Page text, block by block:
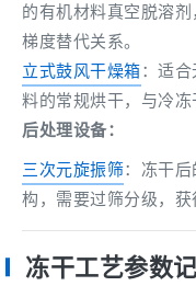
的有机材料真空脱溶
梯度替代关系。
立式鼓风干燥箱：适
料的常规烘干，与冷冻
后处理设备：
三次元旋振筛：冻干
构，需要过筛分级，获
冻干工艺参数